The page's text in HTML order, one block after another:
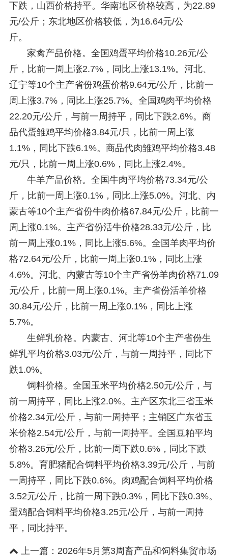
下跌，山西价格持平。华南地区价格较高，为22.89
元/公斤；东北地区价格较低，为16.64元/公
斤。
家禽产品价格。全国鸡蛋平均价格10.26元/公
斤，比前一周上涨2.7%，同比上涨13.1%。河北、
辽宁等10个主产省份鸡蛋价格9.64元/公斤，比前一
周上涨3.7%，同比上涨25.7%。全国鸡肉平均价格
22.20元/公斤，与前一周持平，同比下跌2.6%。商
品代蛋雏鸡平均价格3.84元/只，比前一周上涨
1.1%，同比下跌6.1%。商品代肉雏鸡平均价格3.48
元/只，比前一周上涨0.6%，同比上涨2.4%。
牛羊产品价格。全国牛肉平均价格73.34元/公
斤，比前一周上涨0.1%，同比上涨5.0%。河北、内
蒙古等10个主产省份牛肉价格67.84元/公斤，比前一
周上涨0.1%。主产省份活牛价格28.33元/公斤，比
前一周上涨0.1%，同比上涨5.6%。全国羊肉平均价
格72.64元/公斤，比前一周上涨0.1%，同比上涨
4.6%。河北、内蒙古等10个主产省份羊肉价格71.09
元/公斤，比前一周上涨0.1%。主产省份活羊价格
30.84元/公斤，比前一周上涨0.1%，同比上涨
5.7%。
生鲜乳价格。内蒙古、河北等10个主产省份生
鲜乳平均价格3.03元/公斤，与前一周持平，同比下
跌1.0%。
饲料价格。全国玉米平均价格2.50元/公斤，与
前一周持平，同比上涨2.0%。主产区东北三省玉米
价格2.34元/公斤，与前一周持平；主销区广东省玉
米价格2.54元/公斤，与前一周持平。全国豆粕平均
价格3.26元/公斤，比前一周下跌0.6%，同比下跌
5.8%。育肥猪配合饲料平均价格3.39元/公斤，与前
一周持平，同比下跌0.6%。肉鸡配合饲料平均价格
3.52元/公斤，比前一周下跌0.3%，同比下跌0.3%。
蛋鸡配合饲料平均价格3.25元/公斤，与前一周持
平，同比持平。
上一篇： 2026年5月第3周畜产品和饲料集贸市场